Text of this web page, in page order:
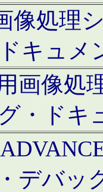
像処理
キュメ
画像
・ドキ
デバッ